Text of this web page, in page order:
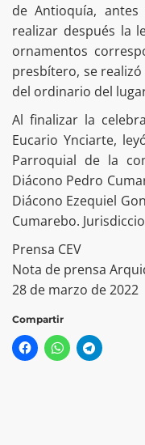
de Antioquía,
realizar después la
ornamentos
presbítero, se
del ordinario del
Al finalizar la
Eucario Ynciarte,
Parroquial de la
Diácono Pedro
Diácono Ezequiel
Cumarebo.
Prensa CEV
Nota de prensa
28 de marzo de 2022
Compartir